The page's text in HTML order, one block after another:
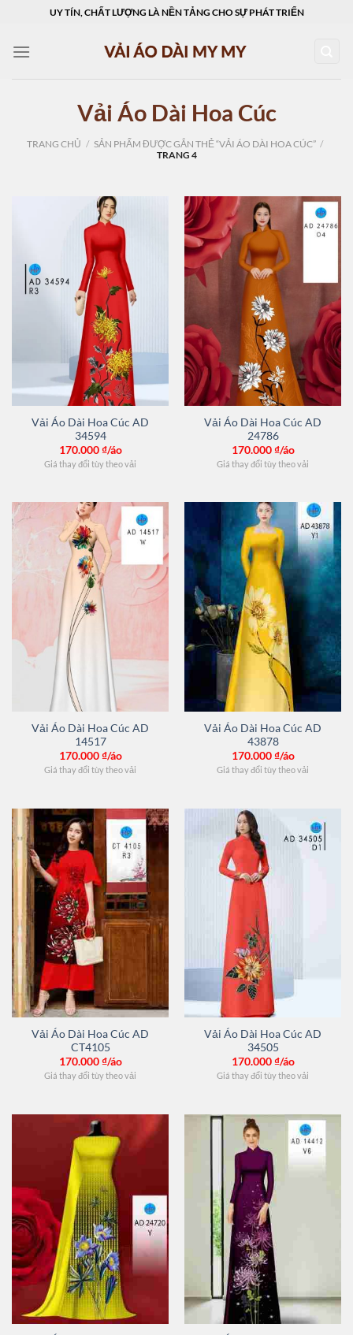
content
UY TÍN, CHẤT LƯỢNG LÀ NỀN TẢNG CHO SỰ PHÁT TRIỂN
Vải Áo Dài Hoa Cúc
TRANG CHỦ / SẢN PHẨM ĐƯỢC GẮN THẺ “VẢI ÁO DÀI HOA CÚC” /
TRANG 4
Vải Áo Dài Hoa Cúc AD
34594
170.000₫/áo
Giá thay đổi tùy theo vải
Vải Áo Dài Hoa Cúc AD
24786
170.000₫/áo
Giá thay đổi tùy theo vải
Vải Áo Dài Hoa Cúc AD
14517
170.000₫/áo
Giá thay đổi tùy theo vải
Vải Áo Dài Hoa Cúc AD
43878
170.000₫/áo
Giá thay đổi tùy theo vải
Vải Áo Dài Hoa Cúc AD
CT4105
170.000₫/áo
Giá thay đổi tùy theo vải
Vải Áo Dài Hoa Cúc AD
34505
170.000₫/áo
Giá thay đổi tùy theo vải